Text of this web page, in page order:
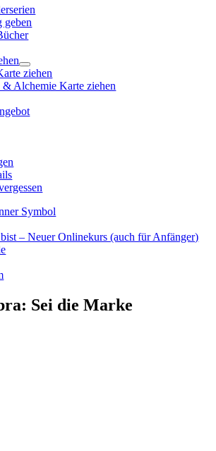
geben
ziehen
& Alchemie Karte ziehen
Symbol
– Neuer Onlinekurs (auch für Anfänger)
Sei die Marke